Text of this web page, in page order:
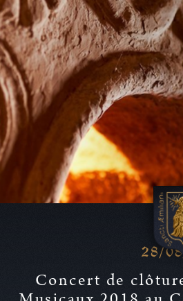
28/
Concert de
De la
Visites &